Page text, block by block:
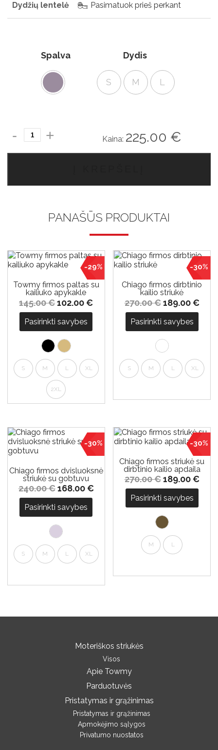
Dydžių lentelė Pasimatuok prieš perkant
Spalva Dydis
S M L
produkto
kiekis:
Chiago
Kaina: 225.00 €
PANAŠŪS PRODUKTAI
-29%
Towmy firmos paltas su
kailiuko apykakle
145.00€102.00€
Pasirinkti savybes
S M L XL
2XL
-30%
Chiago firmos dirbtinio
kailio striukė
270.00€ 189.00€
Pasirinkti savybes
S M L XL
-30%
Chiago firmos dvisluoksnė
striukė su gobtuvu
240.00€168.00€
Pasirinkti savybes
S M L XL
-30%
Chiago firmos striukė su
dirbtinio kailio apdaila
270.00€ 189.00€
Pasirinkti savybes
M L
Moteriškos striukės
Visos
Apie Towmy
Parduotuvės
Pristatymas ir grąžinimas
Pristatymas ir grąžinimas
Apmokėjimo sąlygos
Privatumo nuostatos